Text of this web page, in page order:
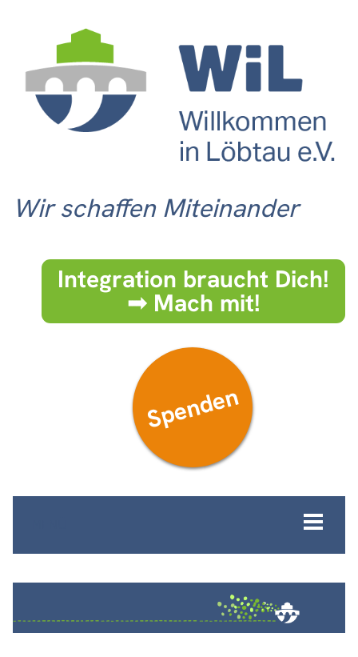
Wir schaffen Miteinander
Integration braucht Dich!
➟ Mach mit!
Spenden